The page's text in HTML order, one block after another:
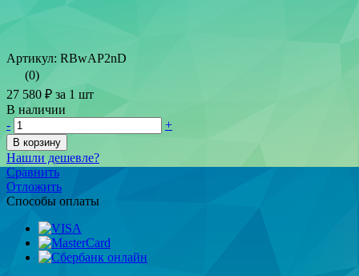
Артикул: RBwAP2nD
(0)
27 580 ₽ за 1 шт
В наличии
-
+
В корзину
Нашли дешевле?
Сравнить
Отложить
Способы оплаты